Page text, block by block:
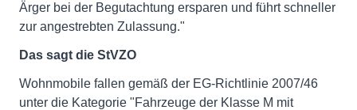
Ärger bei der Begutachtung ersparen und führt schneller
zur angestrebten Zulassung."
Das sagt die StVZO
Wohnmobile fallen gemäß der EG-Richtlinie 2007/46
unter die Kategorie "Fahrzeuge der Klasse M mit